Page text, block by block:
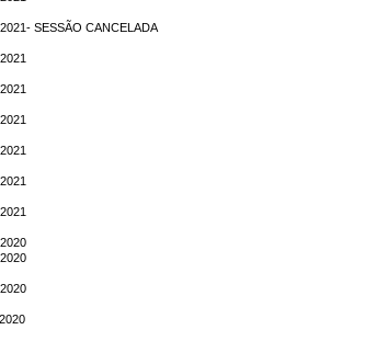
SESSÃO CANCELADA